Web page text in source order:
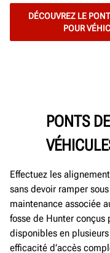
DÉCOUVREZ LE
POUR
PONTS
Effectuez les
sans devoir ramper
maintenance associée
fosse de Hunter conçus
disponibles en
efficacité d’accès